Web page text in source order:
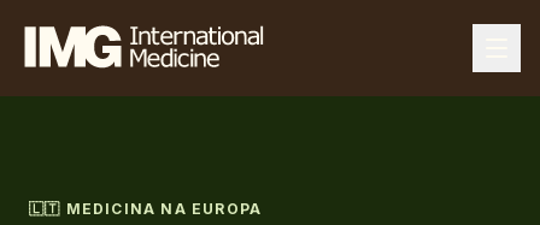
🇱🇹 MEDICINA NA EUROPA